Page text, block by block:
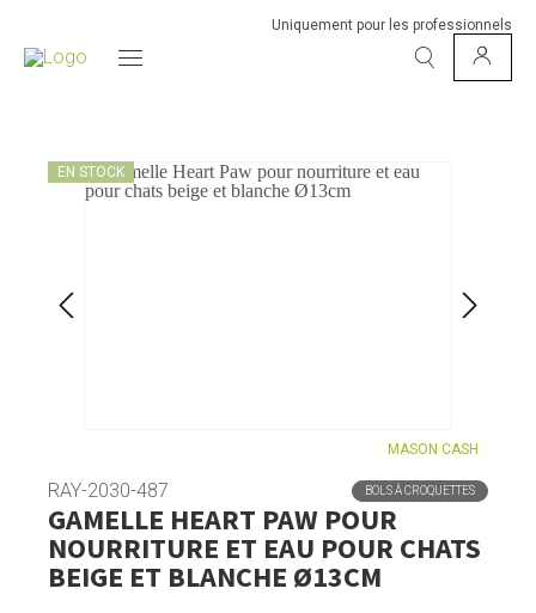
Uniquement pour les professionnels
EN STOCK
MASON CASH
RAY-2030-487 BOLS À CROQUETTES
GAMELLE HEART PAW POUR
NOURRITURE ET EAU POUR CHATS
BEIGE ET BLANCHE Ø13CM